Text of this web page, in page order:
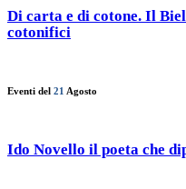
Di carta e di cotone. Il
cotonifici
Eventi del 21 Agosto
Ido Novello il poeta che